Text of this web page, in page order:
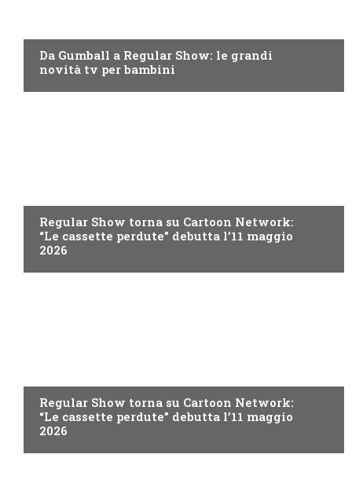
Da Gumball a Regular Show: le grandi
novità tv per bambini
Regular Show torna su Cartoon Network:
“Le cassette perdute” debutta l’11 maggio
2026
Regular Show torna su Cartoon Network:
“Le cassette perdute” debutta l’11 maggio
2026